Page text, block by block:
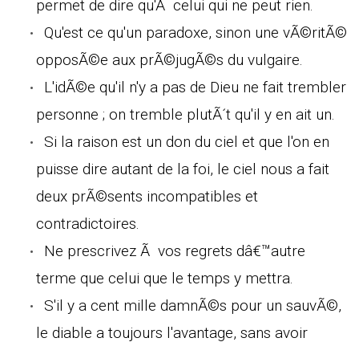
permet de dire qu'Ã celui qui ne peut rien.
Qu'est ce qu'un paradoxe, sinon une vÃ©ritÃ©
opposÃ©e aux prÃ©jugÃ©s du vulgaire.
L'idÃ©e qu'il n'y a pas de Dieu ne fait trembler
personne ; on tremble plutÃ´t qu'il y en ait un.
Si la raison est un don du ciel et que l'on en
puisse dire autant de la foi, le ciel nous a fait
deux prÃ©sents incompatibles et
contradictoires.
Ne prescrivez Ã vos regrets dâ€™autre
terme que celui que le temps y mettra.
S'il y a cent mille damnÃ©s pour un sauvÃ©,
le diable a toujours l'avantage, sans avoir